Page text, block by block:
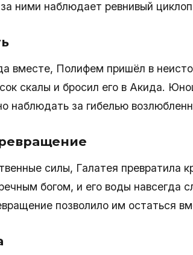
ними наблюдает ревнивый
вместе, Полифем пришёл в
скалы и бросил его в Акида.
наблюдать за гибелью
силы, Галатея превратила
богом, и его воды навсегда
позволило им остаться